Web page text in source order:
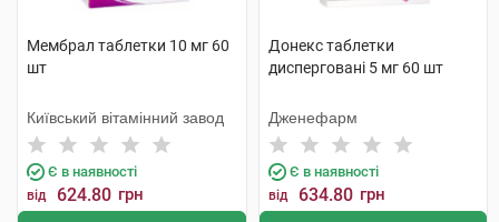
Мембрал таблетки 10 мг 60
шт
Київський вітамінний завод
Є в наявності
від 624.80 грн
Донекс таблетки
дисперговані 5 мг 60 шт
Дженефарм
Є в наявності
від 634.80 грн